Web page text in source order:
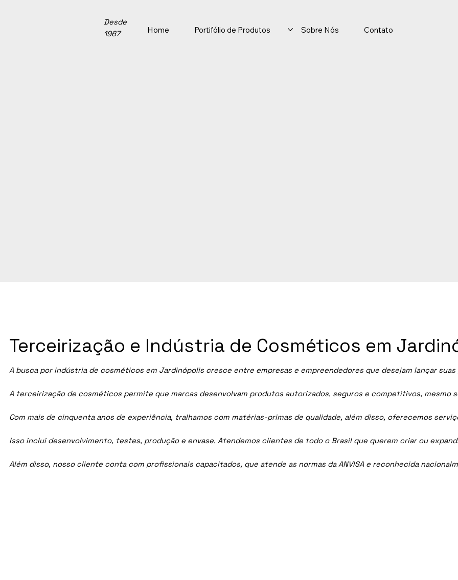
Home Portifólio de Produtos Sobre Nós Contato
Desde
1967
A busca por indústria de cosméticos em Jardinópolis cresce entre empresas e empreendedores que desejam lançar
A terceirização de cosméticos permite que marcas desenvolvam produtos autorizados, seguros e competitivos, mesmo
Com mais de cinquenta anos de experiência, tralhamos com matérias-primas de qualidade, além disso, oferecemos
Isso inclui desenvolvimento, testes, produção e envase. Atendemos clientes de todo o Brasil que querem criar ou
Além disso, nosso cliente conta com profissionais capacitados, que atende as normas da ANVISA e reconhecida
Terceirização e Indústria de Cosméticos em